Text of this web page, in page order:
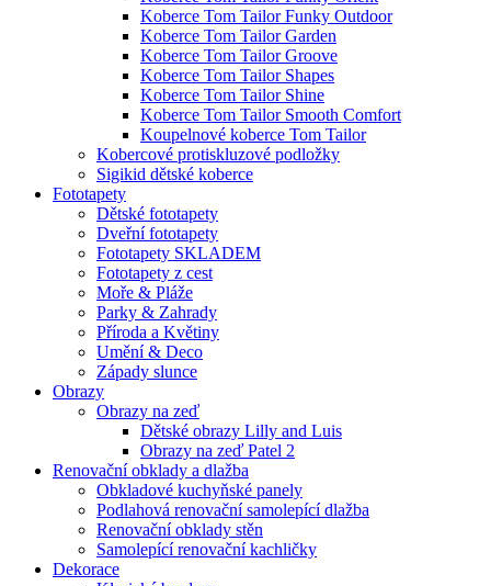
Koberce Tom Tailor Funky Outdoor
Koberce Tom Tailor Garden
Koberce Tom Tailor Groove
Koberce Tom Tailor Shapes
Koberce Tom Tailor Shine
Koberce Tom Tailor Smooth Comfort
Koupelnové koberce Tom Tailor
Kobercové protiskluzové podložky
Sigikid dětské koberce
Fototapety
Dětské fototapety
Dveřní fototapety
Fototapety SKLADEM
Fototapety z cest
Moře & Pláže
Parky & Zahrady
Příroda a Květiny
Umění & Deco
Západy slunce
Obrazy
Obrazy na zeď
Dětské obrazy Lilly and Luis
Obrazy na zeď Patel 2
Renovační obklady a dlažba
Obkladové kuchyňské panely
Podlahová renovační samolepící dlažba
Renovační obklady stěn
Samolepící renovační kachličky
Dekorace